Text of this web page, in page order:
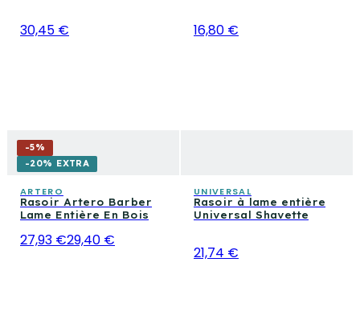
30,45 € 16,80 €
-5%
-20% EXTRA
ARTERO
Rasoir Artero Barber
Lame Entière En Bois
27,93 €29,40 €
UNIVERSAL
Rasoir à lame entière
Universal Shavette
21,74 €